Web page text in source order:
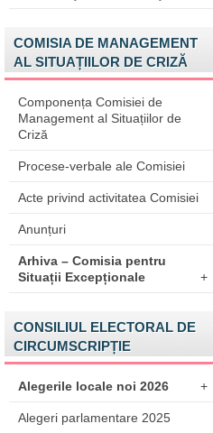
COMISIA DE MANAGEMENT
AL SITUAȚIILOR DE CRIZĂ
Componența Comisiei de
Management al Situațiilor de
Criză
Procese-verbale ale Comisiei
Acte privind activitatea Comisiei
Anunțuri
Arhiva – Comisia pentru
Situații Excepționale
+
CONSILIUL ELECTORAL DE
CIRCUMSCRIPȚIE
Alegerile locale noi 2026 +
Alegeri parlamentare 2025